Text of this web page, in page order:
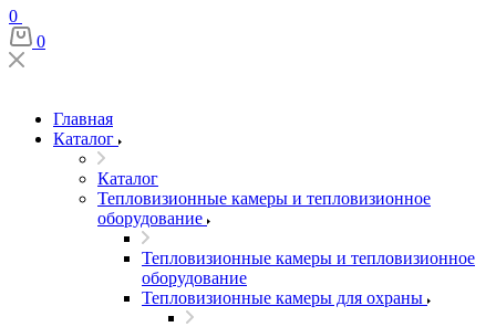
0
0
Главная
Каталог
Каталог
Тепловизионные камеры и тепловизионное
оборудование
Тепловизионные камеры и тепловизионное
оборудование
Тепловизионные камеры для охраны